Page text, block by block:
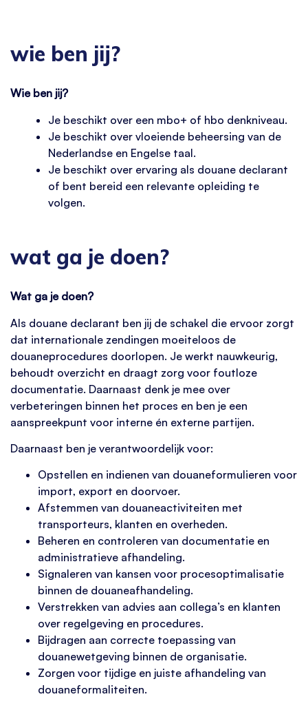
wie ben jij?
Wie ben jij?
Je beschikt over een mbo+ of hbo denkniveau.
Je beschikt over vloeiende beheersing van de
Nederlandse en Engelse taal.
Je beschikt over ervaring als douane declarant
of bent bereid een relevante opleiding te
volgen.
wat ga je doen?
Wat ga je doen?
Als douane declarant ben jij de schakel die ervoor zorgt
dat internationale zendingen moeiteloos de
douaneprocedures doorlopen. Je werkt nauwkeurig,
behoudt overzicht en draagt zorg voor foutloze
documentatie. Daarnaast denk je mee over
verbeteringen binnen het proces en ben je een
aanspreekpunt voor interne én externe partijen.
Daarnaast ben je verantwoordelijk voor:
Opstellen en indienen van douaneformulieren voor
import, export en doorvoer.
Afstemmen van douaneactiviteiten met
transporteurs, klanten en overheden.
Beheren en controleren van documentatie en
administratieve afhandeling.
Signaleren van kansen voor procesoptimalisatie
binnen de douaneafhandeling.
Verstrekken van advies aan collega’s en klanten
over regelgeving en procedures.
Bijdragen aan correcte toepassing van
douanewetgeving binnen de organisatie.
Zorgen voor tijdige en juiste afhandeling van
douaneformaliteiten.